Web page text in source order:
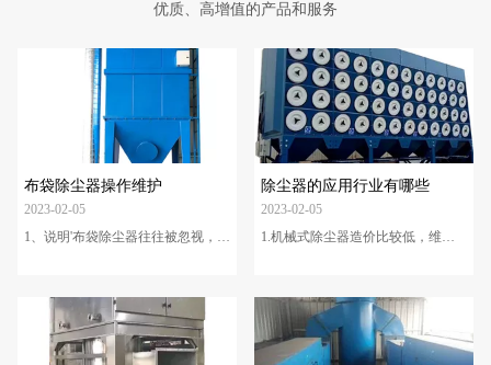
优质、高增值的产品和服务
布袋除尘器操作维护
2023-02-05
1、说明'布袋除尘器往往被忽视，在
日产的巡检和维护；一旦发生故障
又常常作为废物而不再修理。为使
系统经常保持有效的运行，必须重
视维护检修工作。有些问题如不及
除尘器的应用行业有哪些
2023-02-05
1.机械式除尘器造价比较低，维护
不高。其中，旋风除尘器对5μm以
上的尘粒除尘效率最高可达95%左
右，因此常作为二级除尘系统中的
预除尘、气力输送系统中的卸料分